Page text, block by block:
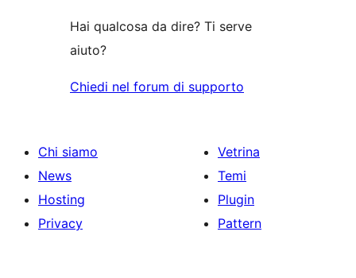
Hai qualcosa da dire? Ti serve
aiuto?
Chiedi nel forum di supporto
Chi siamo
News
Hosting
Privacy
Vetrina
Temi
Plugin
Pattern